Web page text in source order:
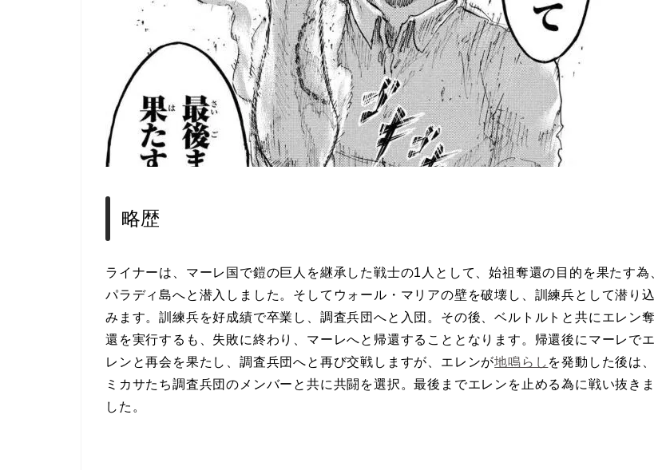
略歴
ライナーは、マーレ国で鎧の巨人を継承した戦士の1人として、始祖奪還の目的を果たす為、
パラディ島へと潜入しました。そしてウォール・マリアの壁を破壊し、訓練兵として潜り込
みます。訓練兵を好成績で卒業し、調査兵団へと入団。その後、ベルトルトと共にエレン奪
還を実行するも、失敗に終わり、マーレへと帰還することとなります。帰還後にマーレでエ
レンと再会を果たし、調査兵団へと再び交戦しますが、エレンが地鳴らし を発動した後は、
ミカサたち調査兵団のメンバーと共に共闘を選択。最後までエレンを止める為に戦い抜きま
した。